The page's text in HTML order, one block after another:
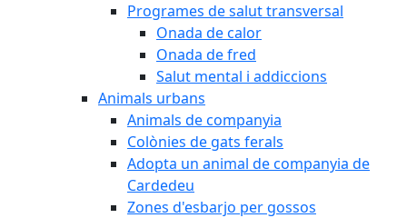
Programes de salut transversal
Onada de calor
Onada de fred
Salut mental i addiccions
Animals urbans
Animals de companyia
Colònies de gats ferals
Adopta un animal de companyia de
Cardedeu
Zones d'esbarjo per gossos